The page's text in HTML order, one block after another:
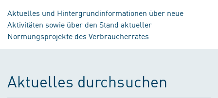
Aktuelles und Hintergrundinformationen über neue
Aktivitäten sowie über den Stand aktueller
Normungsprojekte des Verbraucherrates
Aktuelles durchsuchen